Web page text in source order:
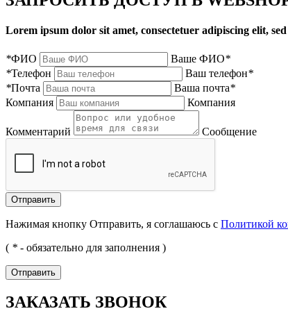
Lorem ipsum dolor sit amet, consectetuer adipiscing elit,
*ФИО Ваше ФИО*
*Телефон Ваш телефон*
*Почта Ваша почта*
Компания
Компания
Комментарий Сообщение
Нажимая кнопку Отправить, я соглашаюсь с Политикой
( * - обязательно для заполнения )
ЗАКАЗАТЬ ЗВОНОК